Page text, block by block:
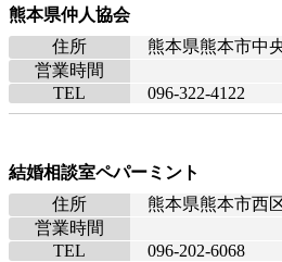
熊本県仲人協会
住所
熊本県熊本市中
営業時間
TEL
096-322-4122
結婚相談室ペパーミント
住所
熊本県熊本市西
営業時間
TEL
096-202-6068